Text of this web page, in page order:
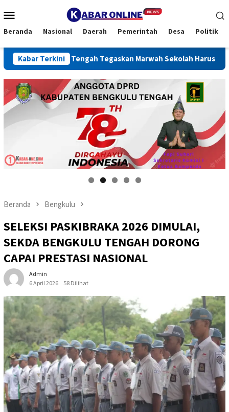
ke
Mobile
Beranda Nasional Daerah Pemerintah Desa Politik
Kabar Terkini
Tengah Tegaskan Marwah Sekolah Harus Dijaga
Pepi
Beranda Bengkulu
SELEKSI PASKIBRAKA 2026 DIMULAI,
SEKDA BENGKULU TENGAH DORONG
CAPAI PRESTASI NASIONAL
Admin
6 April 2026
58 Dilihat